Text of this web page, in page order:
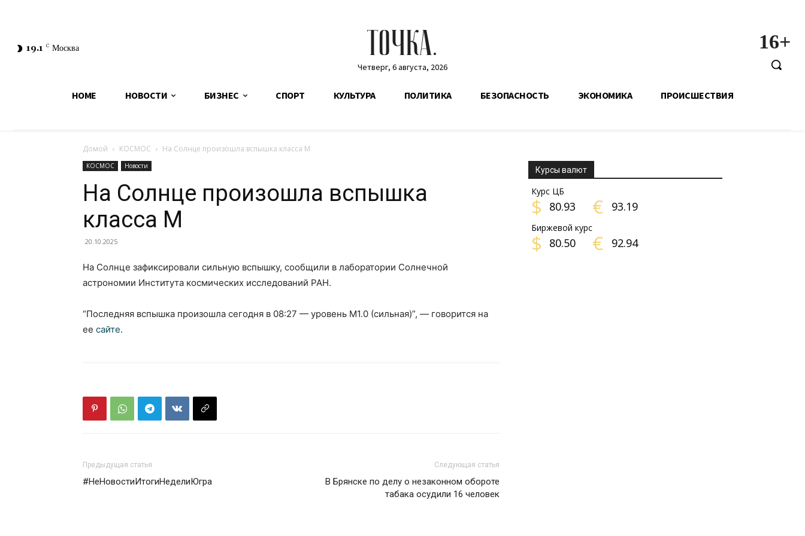
19.1 C Москва ТОЧКА.
Четверг, 6 августа, 2026
16+
HOME НОВОСТИ БИЗНЕС СПОРТ КУЛЬТУРА ПОЛИТИКА БЕЗОПАСНОСТЬ ЭКОНОМИКА ПРОИСШЕСТВИЯ
Домой КОСМОС На Солнце произошла вспышка класса M
КОСМОС Новости
На Солнце произошла вспышка
класса M
20.10.2025
На Солнце зафиксировали сильную вспышку, сообщили в лаборатории Солнечной
астрономии Института космических исследований РАН.
“Последняя вспышка произошла сегодня в 08:27 — уровень M1.0 (сильная)”, — говорится на
ее сайте.
Предыдущая статья
#НеНовостиИтогиНеделиЮгра
Следующая статья
В Брянске по делу о незаконном обороте
табака осудили 16 человек
Курсы валют
Курс ЦБ
$ 80.93 € 93.19
Биржевой курс
$ 80.50 € 92.94